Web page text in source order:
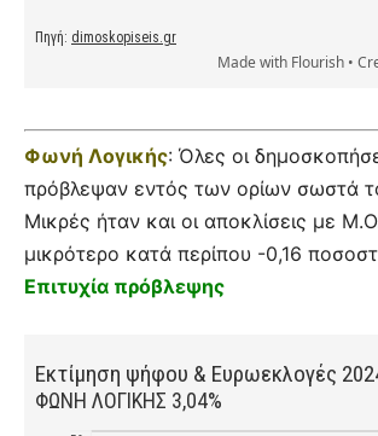
Φωνή Λογικής: Όλες οι
πρόβλεψαν εντός των ορίων σωστά
Μικρές ήταν και οι αποκλίσεις με
μικρότερο κατά περίπου -0,16
Επιτυχία πρόβλεψης